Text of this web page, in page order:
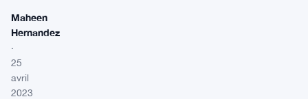
Maheen
Hernandez
·
25
avril
2023